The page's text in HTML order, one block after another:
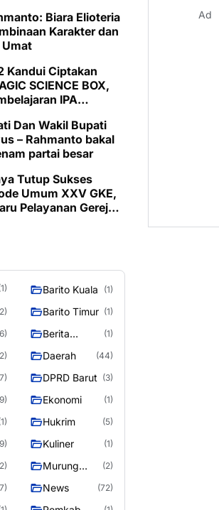
Biara Elioteria
Karakter dan
Umat
Kandui Ciptakan
SCIENCE BOX,
IPA
Dan Wakil Bupati
– Rahmanto bakal
partai besar
Tutup Sukses
Umum XXV GKE,
Pelayanan Gereja
Barito Kuala (1)
Barito Timur (1)
Berita
Raya
(1)
Daerah (44)
DPRD Barut (3)
Ekonomi (1)
Hukrim (5)
Kuliner (1)
Murung
(2)
News (72)
Ad